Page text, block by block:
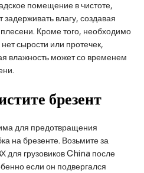
помещение в чистоте,
задерживать влагу, создавая
Кроме того, необходимо
сырости или протечек,
влажность может со временем
брезент
для предотвращения
на брезенте. Возьмите за
для грузовиков China после
если он подвергался